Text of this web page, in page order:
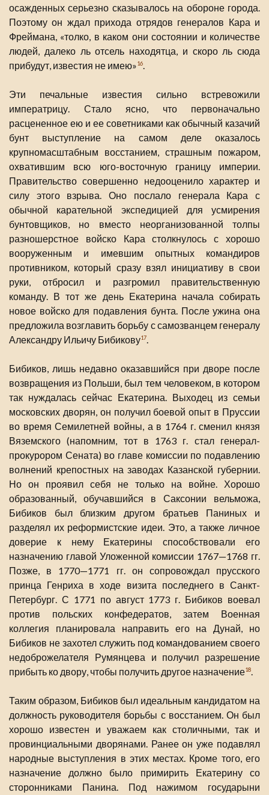
осажденных серьезно сказывалось на обороне города.
Поэтому он ждал прихода отрядов генералов Кара и
Фреймана, «толко, в каком они состоянии и количестве
людей, далеко ль отсель находятца, и скоро ль сюда
прибудут, известия не имею»16.
Эти печальные известия сильно встревожили
императрицу. Стало ясно, что первоначально
расцененное ею и ее советниками как обычный казачий
бунт выступление на самом деле оказалось
крупномасштабным восстанием, страшным пожаром,
охватившим всю юго-восточную границу империи.
Правительство совершенно недооценило характер и
силу этого взрыва. Оно послало генерала Кара с
обычной карательной экспедицией для усмирения
бунтовщиков, но вместо неорганизованной толпы
разношерстное войско Кара столкнулось с хорошо
вооруженным и имевшим опытных командиров
противником, который сразу взял инициативу в свои
руки, отбросил и разгромил правительственную
команду. В тот же день Екатерина начала собирать
новое войско для подавления бунта. После ужина она
предложила возглавить борьбу с самозванцем генералу
Александру Ильичу Бибикову17.
Бибиков, лишь недавно оказавшийся при дворе после
возвращения из Польши, был тем человеком, в котором
так нуждалась сейчас Екатерина. Выходец из семьи
московских дворян, он получил боевой опыт в Пруссии
во время Семилетней войны, а в 1764 г. сменил князя
Вяземского (напомним, тот в 1763 г. стал генерал-
прокурором Сената) во главе комиссии по подавлению
волнений крепостных на заводах Казанской губернии.
Но он проявил себя не только на войне. Хорошо
образованный, обучавшийся в Саксонии вельможа,
Бибиков был близким другом братьев Паниных и
разделял их реформистские идеи. Это, а также личное
доверие к нему Екатерины способствовали его
назначению главой Уложенной комиссии 1767—1768 гг.
Позже, в 1770—1771 гг. он сопровождал прусского
принца Генриха в ходе визита последнего в Санкт-
Петербург. С 1771 по август 1773 г. Бибиков воевал
против польских конфедератов, затем Военная
коллегия планировала направить его на Дунай, но
Бибиков не захотел служить под командованием своего
недоброжелателя Румянцева и получил разрешение
прибыть ко двору, чтобы получить другое назначение18.
Таким образом, Бибиков был идеальным кандидатом на
должность руководителя борьбы с восстанием. Он был
хорошо известен и уважаем как столичными, так и
провинциальными дворянами. Ранее он уже подавлял
народные выступления в этих местах. Кроме того, его
назначение должно было примирить Екатерину со
сторонниками Панина. Под нажимом государыни